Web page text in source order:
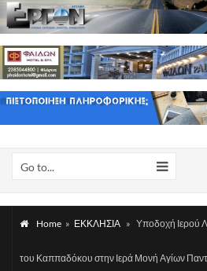
Go to...
Home » ΕΚΚΛΗΣΙΑ » Υποδοχή Ιερού
του Καππαδόκου στην Ιερά Μονή Αγίων